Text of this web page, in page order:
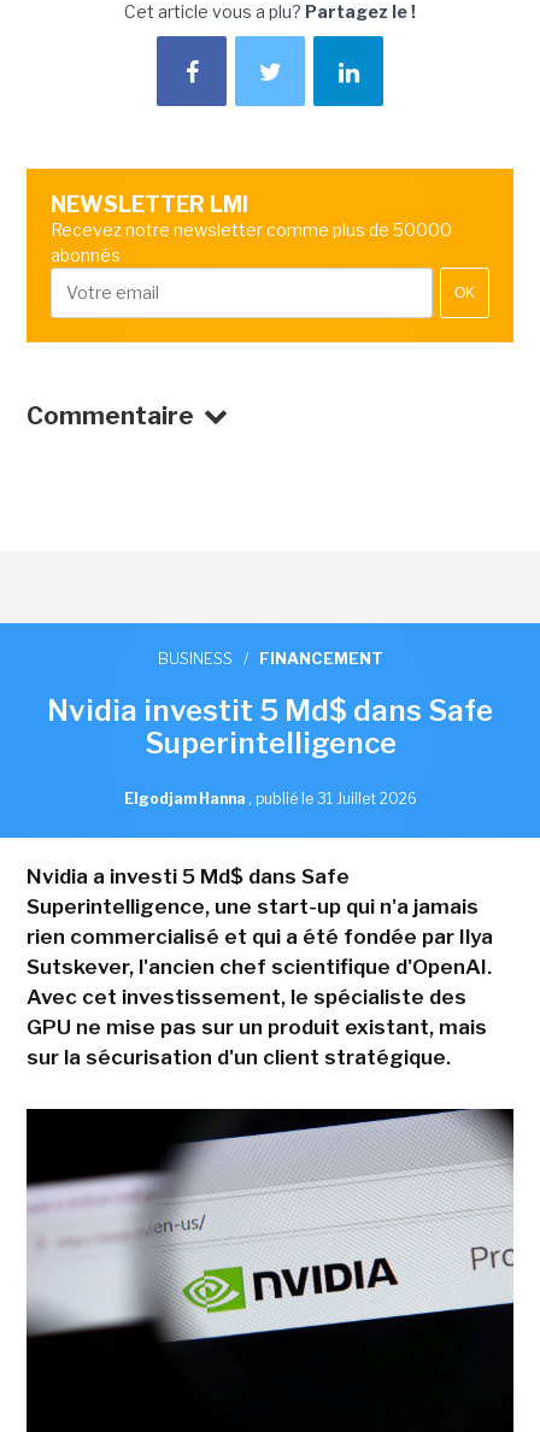
Cet article vous a plu? Partagez le !
NEWSLETTER LMI
Recevez notre newsletter comme plus de 50000
abonnés
OK
Commentaire
BUSINESS / FINANCEMENT
Nvidia investit 5 Md$ dans Safe
Superintelligence
Elgodjam Hanna , publié le 31 Juillet 2026
Nvidia a investi 5 Md$ dans Safe
Superintelligence, une start-up qui n'a jamais
rien commercialisé et qui a été fondée par Ilya
Sutskever, l'ancien chef scientifique d'OpenAI.
Avec cet investissement, le spécialiste des
GPU ne mise pas sur un produit existant, mais
sur la sécurisation d'un client stratégique.